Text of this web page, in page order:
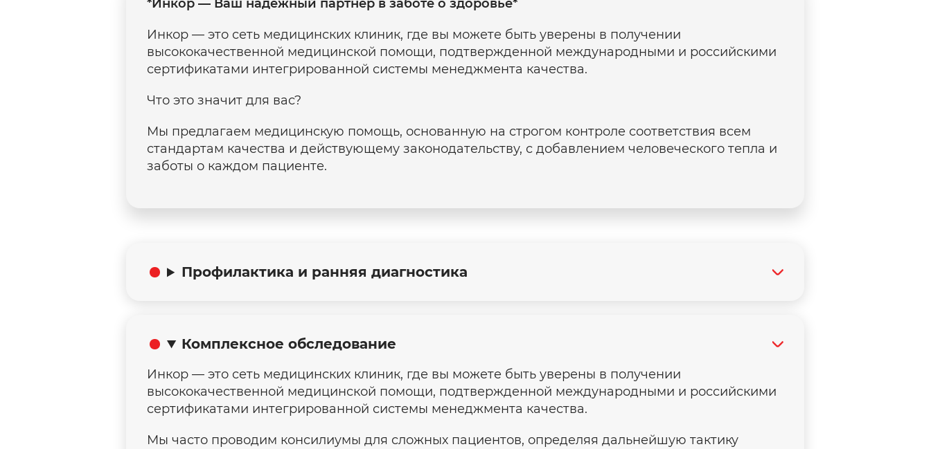
*Инкор — Ваш надежный партнер в заботе о здоровье*
Инкор — это сеть медицинских клиник, где вы можете быть уверены в получении
высококачественной медицинской помощи, подтвержденной международными и российскими
сертификатами интегрированной системы менеджмента качества.
Что это значит для вас?
Мы предлагаем медицинскую помощь, основанную на строгом контроле соответствия всем
стандартам качества и действующему законодательству, с добавлением человеческого тепла и
заботы о каждом пациенте.
Профилактика и ранняя диагностика
Комплексное обследование
Инкор — это сеть медицинских клиник, где вы можете быть уверены в получении
высококачественной медицинской помощи, подтвержденной международными и российскими
сертификатами интегрированной системы менеджмента качества.
Мы часто проводим консилиумы для сложных пациентов, определяя дальнейшую тактику